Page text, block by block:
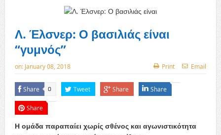
Λ. Έλσνερ: Ο βασιλιάς είναι
“γυμνός”
on: January 08, 2018 Print Email
Share 0 Tweet Share Share
Share
Η ομάδα παραπαίει χωρίς σθένος και αγωνιστικότητα